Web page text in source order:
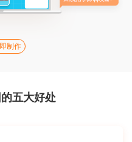
制作
五大好处